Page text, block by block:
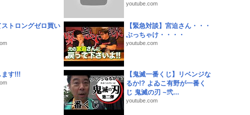
youtube.com
ストロングゼロ買い
【緊急対談】宮迫さん・・・
ぶっちゃけ・・・・
youtube.com
ます!!!
【鬼滅一番くじ】リベンジな
るか!? よゐこ有野が一番く
じ 鬼滅の刃 ~弐...
youtube.com